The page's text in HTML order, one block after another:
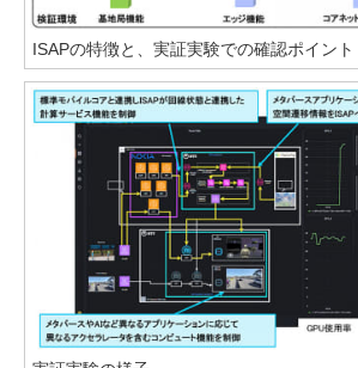
ISAPの特徴と、実証実験での確認ポイント